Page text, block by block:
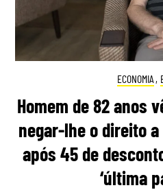
ECONOMIA ,
Homem de 82 anos
negar-lhe o direito
após 45 de
‘última